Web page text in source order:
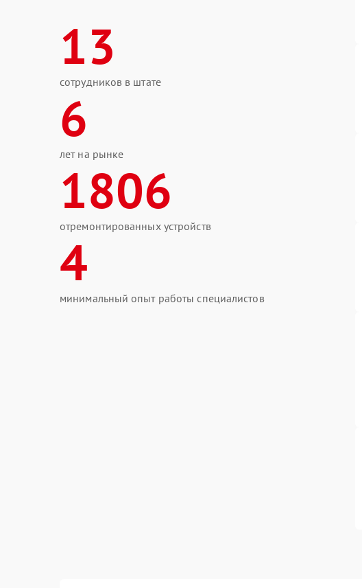
13
сотрудников в штате
6
лет на рынке
1806
отремонтированных устройств
4
минимальный опыт работы специалистов